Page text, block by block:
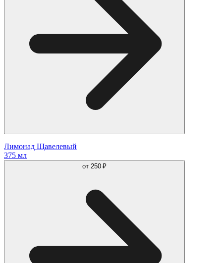
Лимонад Щавелевый
375 мл
от 250 ₽